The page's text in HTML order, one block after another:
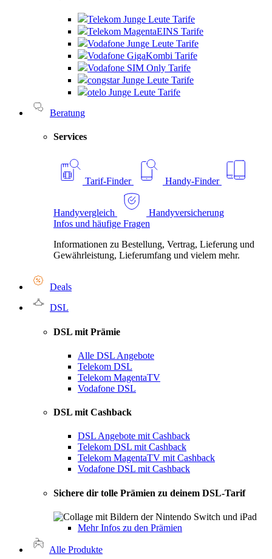
Telekom Junge Leute Tarife
Telekom MagentaEINS Tarife
Vodafone Junge Leute Tarife
Vodafone GigaKombi Tarife
Vodafone SIM Only Tarife
congstar Junge Leute Tarife
otelo Junge Leute Tarife
Beratung
Services
Tarif-Finder Handy-Finder
Handyvergleich
Handyversicherung
Infos und häufige Fragen
Informationen zu Bestellung, Vertrag, Lieferung und
Gewährleistung, Lieferumfang und vielem mehr.
Deals
DSL
DSL mit Prämie
Alle DSL Angebote
Telekom DSL
Telekom MagentaTV
Vodafone DSL
DSL mit Cashback
DSL Angebote mit Cashback
Telekom DSL mit Cashback
Telekom MagentaTV mit Cashback
Vodafone DSL mit Cashback
Sichere dir tolle Prämien zu deinem DSL-Tarif
Mehr Infos zu den Prämien
Alle Produkte